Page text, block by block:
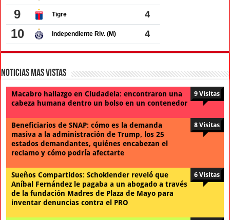
Noticias Mas Vistas
Macabro hallazgo en Ciudadela: encontraron una
cabeza humana dentro un bolso en un contenedor
9 Visitas
Beneficiarios de SNAP: cómo es la demanda
masiva a la administración de Trump, los 25
estados demandantes, quiénes encabezan el
reclamo y cómo podría afectarte
8 Visitas
Sueños Compartidos: Schoklender reveló que
Aníbal Fernández le pagaba a un abogado a través
de la fundación Madres de Plaza de Mayo para
inventar denuncias contra el PRO
6 Visitas